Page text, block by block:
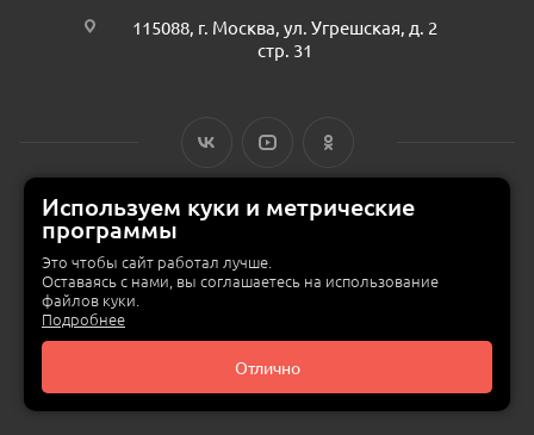
115088, г. Москва, ул. Угрешская, д. 2
стр. 31
© 2015 — 2026 «MEBZILLA» (ex. 5UGLOV.IM) —
мебели в Москве
Используем куки и метрические
программы
Это чтобы сайт работал лучше.
Оставаясь с нами, вы соглашаетесь на использование
файлов куки.
Подробнее
Отлично